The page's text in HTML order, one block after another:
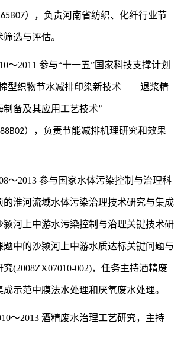
），负责河南省纺织、化纤行业节
选与评估。
～2011 参与“十一五”国家科技支撑计划
型织物节水减排印染新技术——退浆精
制备及其应用工艺技术”
），负责节能减排机理研究和效果
～2013 参与国家水体污染控制与治理科
的淮河流域水体污染治理技术研究与集成
颍河上中游水污染控制与治理关键技术研
题中的沙颍河上中游水质达标关键问题与
(2008ZX07010-002)，任务主持酒精废
成示范中膜法水处理和厌氧废水处理。
～2013 酒精废水治理工艺研究，主持